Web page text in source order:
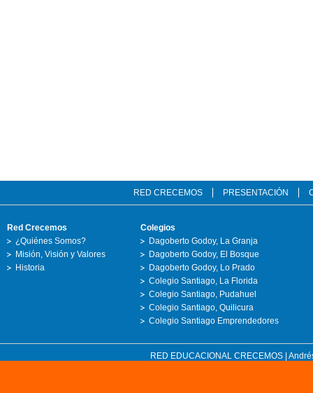
RED CRECEMOS PRESENTACIÓN
Red Crecemos
¿Quiénes Somos?
Misión, Visión y Valores
Historia
Colegios
Dagoberto Godoy, La Granja
Dagoberto Godoy, El Bosque
Dagoberto Godoy, Lo Prado
Colegio Santiago, La Florida
Colegio Santiago, Pudahuel
Colegio Santiago, Quilicura
Colegio Santiago Emprendedores
RED EDUCACIONAL CRECEMOS |